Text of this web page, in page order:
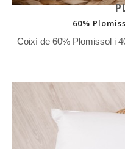
60%
Coixí de 60% Plomissol i